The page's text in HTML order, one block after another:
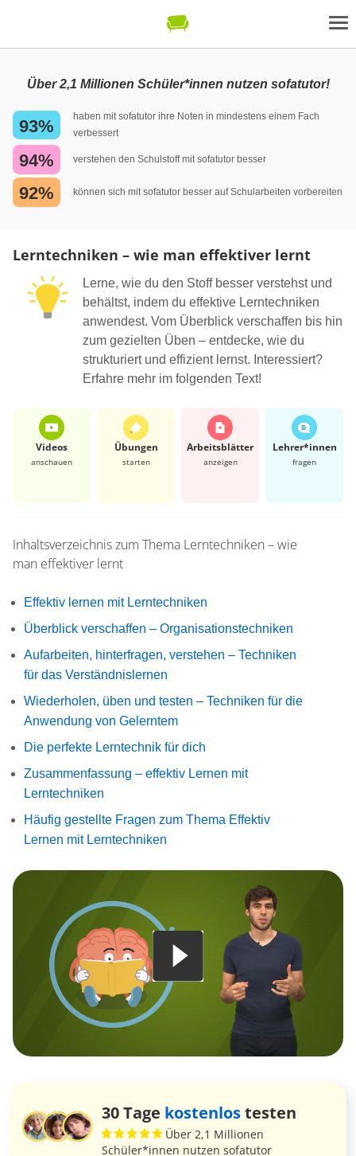
Über 2,1 Millionen Schüler*innen nutzen sofatutor!
93%
haben mit sofatutor ihre Noten in mindestens einem Fach
verbessert
94% verstehen den Schulstoff mit sofatutor besser
92% können sich mit sofatutor besser auf Schularbeiten vorbereiten
Lerntechniken – wie man effektiver lernt
Lerne, wie du den Stoff besser verstehst und
behältst, indem du effektive Lerntechniken
anwendest. Vom Überblick verschaffen bis hin
zum gezielten Üben – entdecke, wie du
strukturiert und effizient lernst. Interessiert?
Erfahre mehr im folgenden Text!
Videos
anschauen
Übungen
starten
Arbeits­blätter
anzeigen
Lehrer*​innen
fragen
Inhaltsverzeichnis zum Thema Lerntechniken – wie
man effektiver lernt
Effektiv lernen mit Lerntechniken
Überblick verschaffen – Organisationstechniken
Aufarbeiten, hinterfragen, verstehen – Techniken
für das Verständnislernen
Wiederholen, üben und testen – Techniken für die
Anwendung von Gelerntem
Die perfekte Lerntechnik für dich
Zusammenfassung – effektiv Lernen mit
Lerntechniken
Häufig gestellte Fragen zum Thema Effektiv
Lernen mit Lerntechniken
30 Tage kostenlostesten
Über 2,1 Millionen
Schüler*innen nutzen sofatutor